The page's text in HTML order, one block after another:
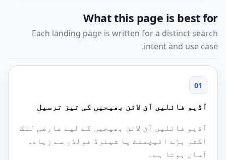
What this page is best for
Each landing page is written for a distinct search
intent and use case.
01
آڈیو فائلیں آن لائن بھیجیں کی تیز ترسیل
آڈیو فائلیں آن لائن بھیجیں کے لیے عارضی لنک
اکثر بڑے اٹیچمنٹ یا شیئرڈ فولڈر سے زیادہ
آسان ہوتا ہے۔